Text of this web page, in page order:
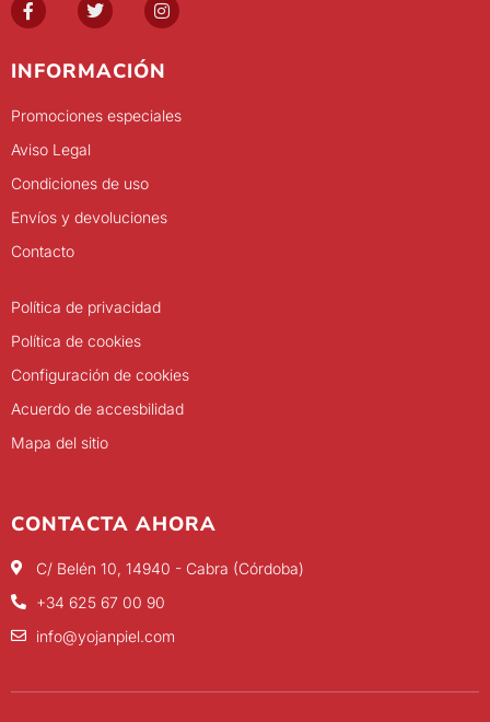
INFORMACIÓN
Promociones especiales
Aviso Legal
Condiciones de uso
Envíos y devoluciones
Contacto
Política de privacidad
Política de cookies
Configuración de cookies
Acuerdo de accesbilidad
Mapa del sitio
CONTACTA AHORA
C/ Belén 10, 14940 - Cabra (Córdoba)
+34 625 67 00 90
info@yojanpiel.com